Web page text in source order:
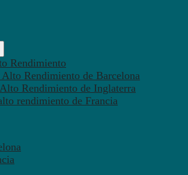
Rendimiento
Rendimiento de Barcelona
Rendimiento de Inglaterra
rendimiento de Francia